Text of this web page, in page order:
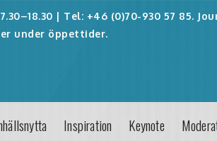
| Tel: +46 (0)70-930 57 85.
under öppettider.
Inspiration Keynote